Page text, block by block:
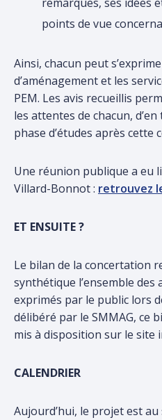
remarques, ses idées
points de vue
Ainsi, chacun peut
d’aménagement et les
PEM. Les avis recueillis
les attentes de chacun,
phase d’études après cette
Une réunion publique a eu
Villard-Bonnot : retrouvez
ET ENSUITE ?
Le bilan de la concertation
synthétique l’ensemble des
exprimés par le public lors
délibéré par le SMMAG, ce
mis à disposition sur le site
CALENDRIER
Aujourd’hui, le projet est au